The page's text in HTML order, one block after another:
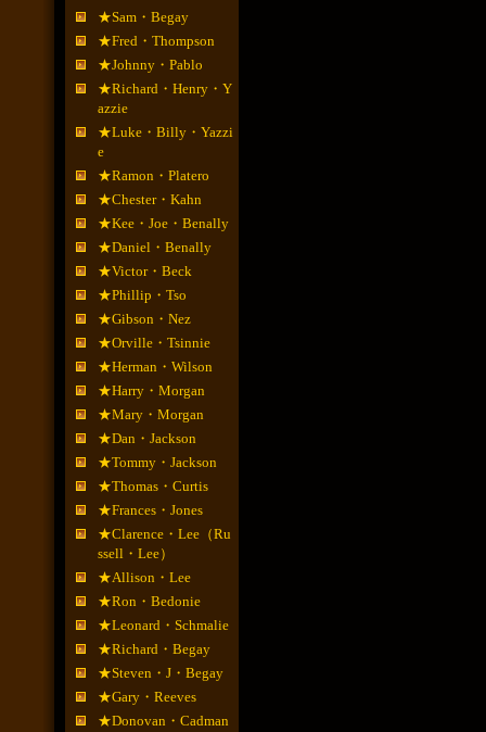
★Sam・Begay
★Fred・Thompson
★Johnny・Pablo
★Richard・Henry・Y
azzie
★Luke・Billy・Yazzi
e
★Ramon・Platero
★Chester・Kahn
★Kee・Joe・Benally
★Daniel・Benally
★Victor・Beck
★Phillip・Tso
★Gibson・Nez
★Orville・Tsinnie
★Herman・Wilson
★Harry・Morgan
★Mary・Morgan
★Dan・Jackson
★Tommy・Jackson
★Thomas・Curtis
★Frances・Jones
★Clarence・Lee（Ru
ssell・Lee）
★Allison・Lee
★Ron・Bedonie
★Leonard・Schmalie
★Richard・Begay
★Steven・J・Begay
★Gary・Reeves
★Donovan・Cadman